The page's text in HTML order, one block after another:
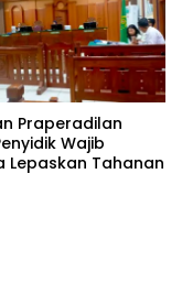
Praperadilan
Wajib
Lepaskan Tahanan